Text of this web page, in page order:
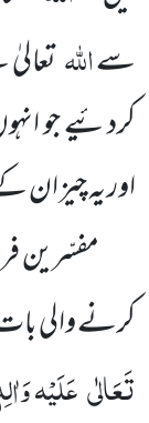
سےاللہ
کردئیے جو
اور یہ چیز
مفسّرین
کرنے والی
تَعَالٰیعَلَیْہ